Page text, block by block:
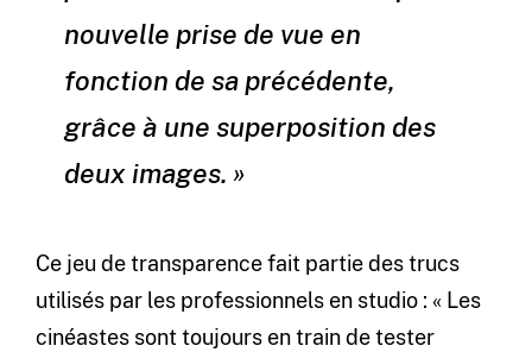
nouvelle prise de vue en
fonction de sa précédente,
grâce à une superposition des
deux images. »
Ce jeu de transparence fait partie des trucs
utilisés par les professionnels en studio : « Les
cinéastes sont toujours en train de tester